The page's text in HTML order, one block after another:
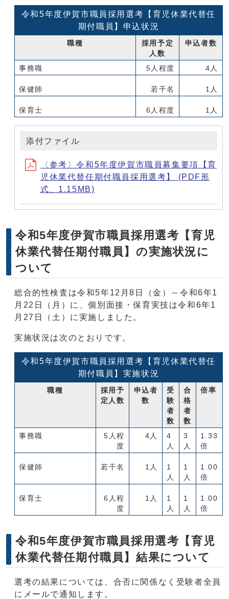
令和5年度伊賀市職員採用選考【育児休業代替任
期付職員】申込状況
職種
採用予定
人数
申込者数
事務職 5人程度 4人
保健師 若干名 1人
保育士 6人程度 1人
添付ファイル
〈参考〉令和5年度伊賀市職員募集要項【育
児休業代替任期付職員採用選考】 (PDF形
式、1.15MB)
令和5年度伊賀市職員採用選考【育児
休業代替任期付職員】の実施状況に
ついて
総合的性検査は令和5年12月8日（金）～令和6年1
月22日（月）に、個別面接・保育実技は令和6年1
月27日（土）に実施しました。
実施状況は次のとおりです。
令和5年度伊賀市職員採用選考【育児休業代替任
期付職員】実施状況
職種
採用予
定人数
申込者
数
受
験
者
数
合
格
者
数
倍率
事務職
5人程
度
4人
4
人
3
人
1.33
倍
保健師 若干名 1人
1
人
1
人
1.00
倍
保育士
6人程
度
1人
1
人
1
人
1.00
倍
令和5年度伊賀市職員採用選考【育児
休業代替任期付職員】結果について
選考の結果については、合否に関係なく受験者全員
にメールで通知します。